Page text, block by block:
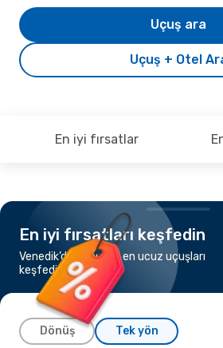
Uçuş + Otel
Uçuş ara
En iyi fırsatlar
En iyi fırsatları keşfedin
Venedik’dan Roma’a en ucuz uçuşları
keşfedin
Dönüş Tek yön